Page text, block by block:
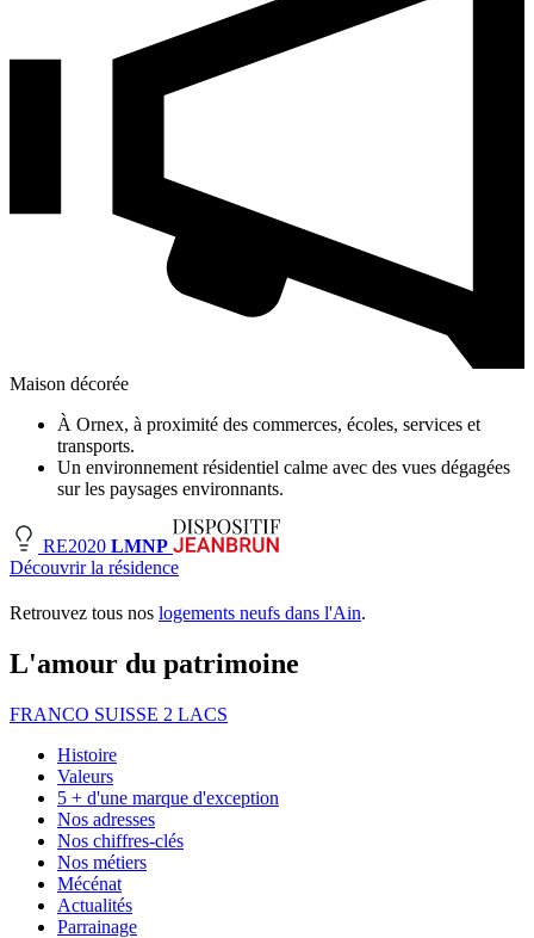
Maison décorée
À Ornex, à proximité des commerces, écoles, services et
transports.
Un environnement résidentiel calme avec des vues dégagées
sur les paysages environnants.
RE2020 LMNP
Découvrir la résidence
Retrouvez tous nos logements neufs dans l'Ain.
L'amour du patrimoine
FRANCO SUISSE 2 LACS
Histoire
Valeurs
5 + d'une marque d'exception
Nos adresses
Nos chiffres-clés
Nos métiers
Mécénat
Actualités
Parrainage